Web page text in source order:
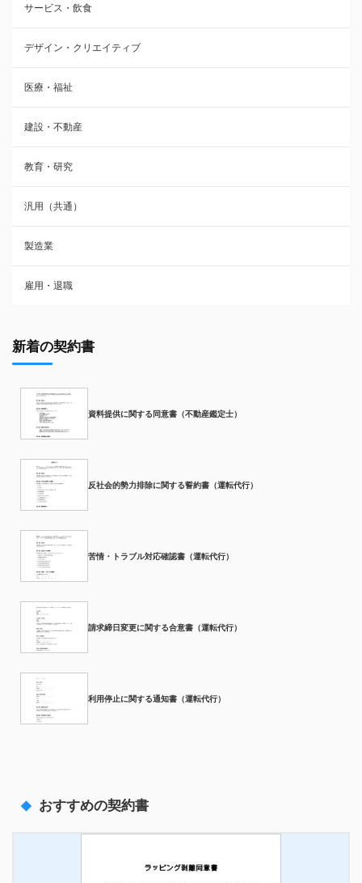
サービス・飲食
デザイン・クリエイティブ
医療・福祉
建設・不動産
教育・研究
汎用（共通）
製造業
雇用・退職
新着の契約書
資料提供に関する同意書（不動産鑑定士）
反社会的勢力排除に関する誓約書（運転代行）
苦情・トラブル対応確認書（運転代行）
請求締日変更に関する合意書（運転代行）
利用停止に関する通知書（運転代行）
おすすめの契約書